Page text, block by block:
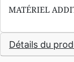
MATÉRIEL
Détails du